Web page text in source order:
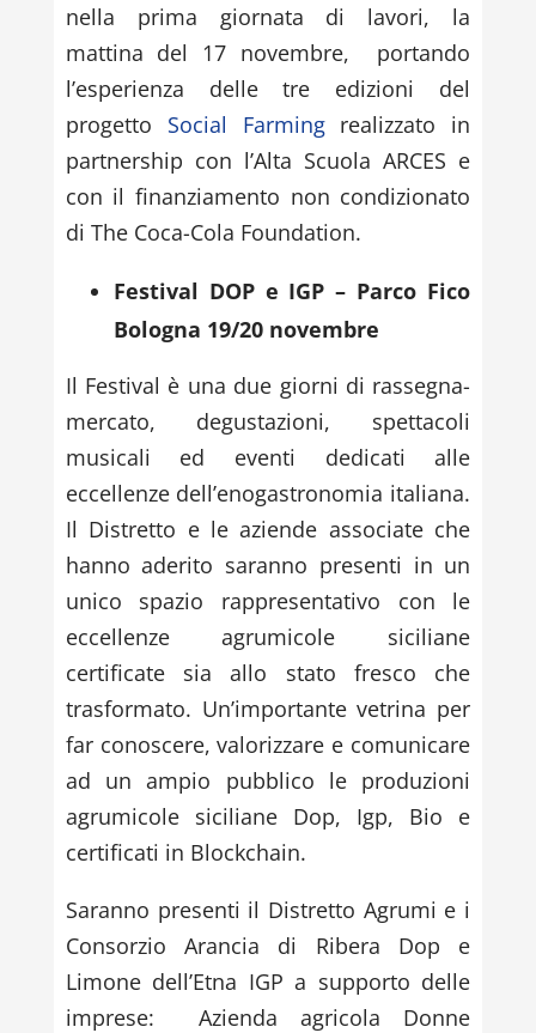
nella prima giornata di lavori, la
mattina del 17 novembre, portando
l’esperienza delle tre edizioni del
progetto Social Farmingrealizzato in
partnership con l’Alta Scuola ARCES e
con il finanziamento non condizionato
di The Coca-Cola Foundation.
Festival DOP e IGP – Parco Fico
Bologna 19/20 novembre
Il Festival è una due giorni di rassegna-
mercato, degustazioni, spettacoli
musicali ed eventi dedicati alle
eccellenze dell’enogastronomia italiana.
Il Distretto e le aziende associate che
hanno aderito saranno presenti in un
unico spazio rappresentativo con le
eccellenze agrumicole siciliane
certificate sia allo stato fresco che
trasformato. Un’importante vetrina per
far conoscere, valorizzare e comunicare
ad un ampio pubblico le produzioni
agrumicole siciliane Dop, Igp, Bio e
certificati in Blockchain.
Saranno presenti il Distretto Agrumi e i
Consorzio Arancia di Ribera Dop e
Limone dell’Etna IGP a supporto delle
imprese: Azienda agricola Donne